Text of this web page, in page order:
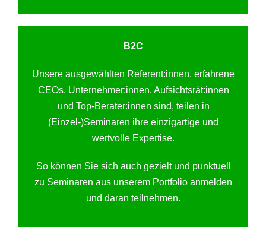
B2C
Unsere ausgewählten Referent:innen, erfahrene
CEOs, Unternehmer:innen, Aufsichtsrät:innen
und Top-Berater:innen sind, teilen in
(Einzel-)Seminaren ihre einzigartige und
wertvolle Expertise.
So können Sie sich auch gezielt und punktuell
zu Seminaren aus unserem Portfolio anmelden
und daran teilnehmen.